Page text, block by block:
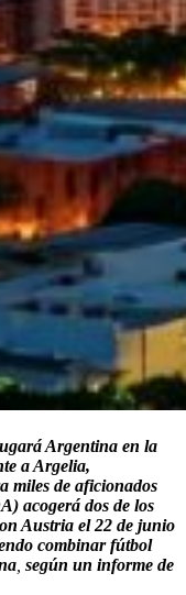
a Argelia,
miles de aficionados
acogerá dos de los
Austria el 22 de junio
combinar fútbol
según un informe de